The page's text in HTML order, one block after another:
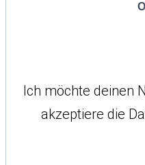
Ich möchte deinen
akzeptiere die